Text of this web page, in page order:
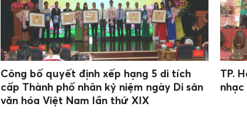
Công bố quyết định xếp hạng 5 di tích
cấp Thành phố nhân kỷ niệm ngày Di sản
văn hóa Việt Nam lần thứ XIX
TP.